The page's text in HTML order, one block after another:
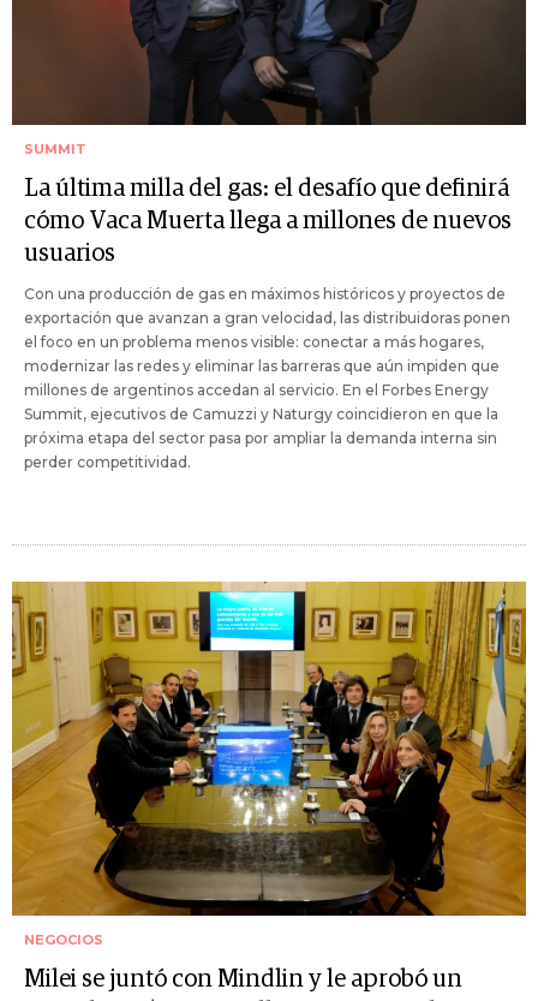
SUMMIT
La última milla del gas: el desafío que definirá
cómo Vaca Muerta llega a millones de nuevos
usuarios
Con una producción de gas en máximos históricos y proyectos de
exportación que avanzan a gran velocidad, las distribuidoras ponen
el foco en un problema menos visible: conectar a más hogares,
modernizar las redes y eliminar las barreras que aún impiden que
millones de argentinos accedan al servicio. En el Forbes Energy
Summit, ejecutivos de Camuzzi y Naturgy coincidieron en que la
próxima etapa del sector pasa por ampliar la demanda interna sin
perder competitividad.
NEGOCIOS
Milei se juntó con Mindlin y le aprobó un